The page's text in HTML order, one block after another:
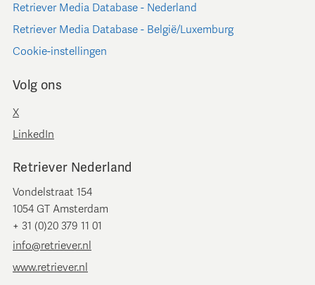
Retriever Media Database - Nederland
Retriever Media Database - België/Luxemburg
Cookie-instellingen
Volg ons
X
LinkedIn
Retriever Nederland
Vondelstraat 154
1054 GT Amsterdam
+ 31 (0)20 379 11 01
info@retriever.nl
www.retriever.nl